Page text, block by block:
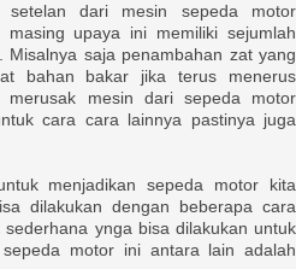
setelan dari mesin sepeda motor
masing upaya ini memiliki sejumlah
Misalnya saja penambahan zat yang
bahan bakar jika terus menerus
merusak mesin dari sepeda motor
cara cara lainnya pastinya juga
menjadikan sepeda motor kita
dilakukan dengan beberapa cara
ynga bisa dilakukan untuk
motor ini antara lain adalah